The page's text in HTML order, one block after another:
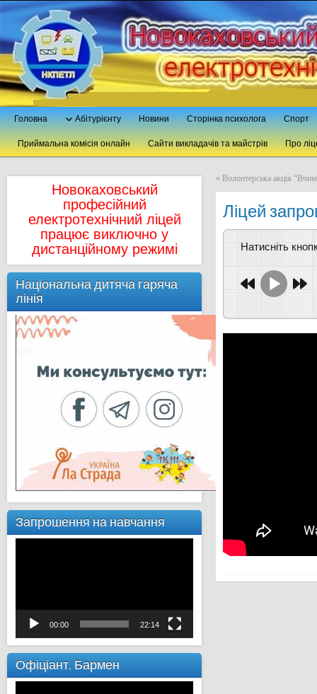
Головна Абітурієнту Новини Сторінка психолога Спорт
Приймальна комісія онлайн Сайти викладачів та майстрів Про
Новокаховський
професійний
електротехнічний ліцей
працює виключно у
дистанційному режимі
Національна дитяча гаряча
лінія
Запрошення на навчання
00:00 22:14
Офіціант. Бармен
« Волонтерська акція
Ліцей
Натисніть